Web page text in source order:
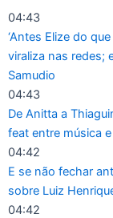
04:43
‘Antes Elize do
viraliza nas redes;
Samudio
04:43
De Anitta a
feat entre música
04:42
E se não fechar
sobre Luiz
04:42